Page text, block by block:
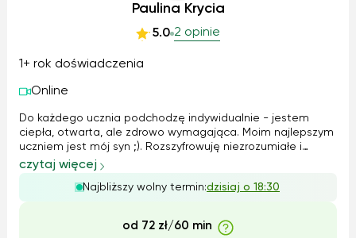
Paulina Krycia
5.0 2 opinie
1+ rok doświadczenia
Online
Do każdego ucznia podchodzę indywidualnie - jestem
ciepła, otwarta, ale zdrowo wymagająca. Moim najlepszym
uczniem jest mój syn ;). Rozszyfrowuję niezrozumiałe i
podaję je w prosty, przyjemny sposób. Jestem specjalistką
od słowa, ale kładę duży nacisk na wysławianie się, które
jest niezwykle cenne...
czytaj więcej
Najbliższy wolny termin:dzisiaj o 18:30
od 72 zł/60 min